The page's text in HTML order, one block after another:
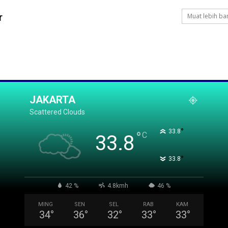
Muat lebih
JAKARTA
Scattered Clouds
33.8°C 33.8°
33.8°
42 % 4.8kmh 46 %
MING
34°
SEN
36°
SEL
32°
RAB
33°
KAM
33°